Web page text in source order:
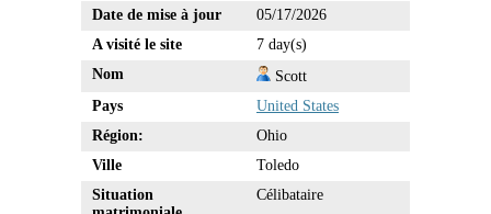
Date de mise à jour
05/17/2026
A visité le site
7 day(s)
Nom
Scott
Pays
United States
Région:
Ohio
Ville
Toledo
Situation
Célibataire